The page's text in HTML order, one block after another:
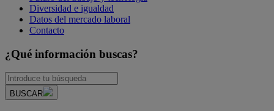
Diversidad e igualdad
Datos del mercado laboral
Contacto
¿Qué información buscas?
BUSCAR